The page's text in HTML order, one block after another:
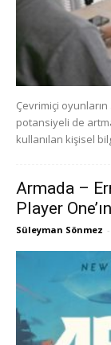
Çevrimiçi
potansiyeli de
kullanılan kişisel
Armada –
Player
Süleyman Sönmez -